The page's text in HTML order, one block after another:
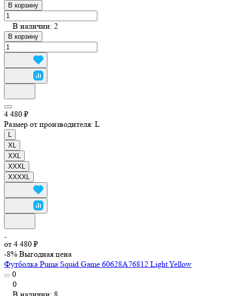
В корзину
В наличии: 2
В корзину
4 480 ₽
Размер от производителя: L
XL
XXL
XXXL
XXXXL
от 4 480 ₽
-8% Выгодная цена
Футболка Puma Squid Game 60628A76812 Light Yellow
0
0